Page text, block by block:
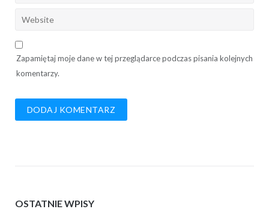
Zapamiętaj moje dane w tej przeglądarce podczas pisania kolejnych
komentarzy.
OSTATNIE WPISY